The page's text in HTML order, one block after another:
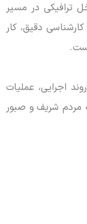
ترافیکی در مسیر
دقیق، کار
اجرایی، عملیات
مردم شریف و صبور